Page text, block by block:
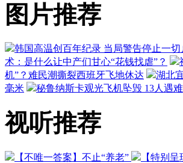
图片推荐
韩国高温创百年纪录 当局警告停止一切
术：是什么让中产们甘心“花钱找虐”？
机”？难民潮撕裂西班牙飞地休达
湖北
毫米
秘鲁纳斯卡观光飞机坠毁 13人遇难
视听推荐
【不唯一答案】不止“养老”
【特别